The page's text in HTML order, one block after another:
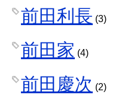
前田利長 (3)
前田家 (4)
前田慶次 (2)